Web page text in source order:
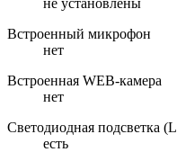
Встроенный микрофон
нет
Встроенная WEB-камера
нет
Светодиодная подсветка
есть